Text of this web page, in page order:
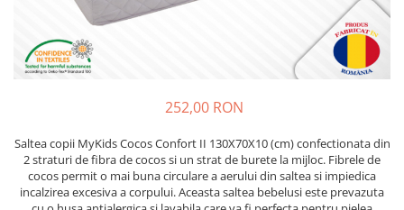
Lenjerii patut 140 x 70 cm
Lenjerie patuturi tineret
Baldachin patut
Protectii saltea
Tarcuri si patuturi pliabile
Patut pliant copii
Biciclete fara pedale
Casca protectie copii
Karturi si masinute cu pedale
Role copii si adulti
Scaune de biciclete copii
Skateboard
Papusi si cele necesare
Trenulete jucarii
Trambuline si accesorii
Accesorii Trambuline
Trambuline
Tensiometre
Termometre
Termometre camera si baie
Umidificatoare electrice aer
Saltele si Covoare sport Fitness
Scara antrenament
252,00 RON
Saltea copii MyKids Cocos Confort II 130X70X10 (cm) confectionata din
2 straturi de fibra de cocos si un strat de burete la mijloc. Fibrele de
cocos permit o mai buna circulare a aerului din saltea si impiedica
incalzirea excesiva a corpului. Aceasta saltea bebelusi este prevazuta